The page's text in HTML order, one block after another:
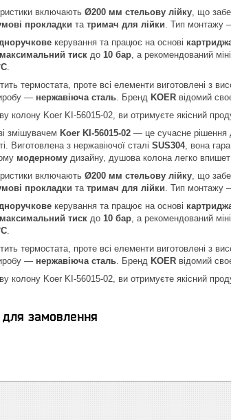
включають Ø200 мм стельову лійку, що
прокладки та тримач для лійки. Тип монтажу
керування та працює на основі
максимальний тиск до 10 бар, а рекомендований
.
термостата, проте всі елементи виготовлені з
— нержавіюча сталь. Бренд KOER відомий
колону Koer KI-56015-02, ви отримуєте якісний
змішувачем Koer KI-56015-02 — це сучасне рішення
Виготовлена з нержавіючої сталі SUS304, вона
модерному дизайну, душова колона легко
включають Ø200 мм стельову лійку, що
прокладки та тримач для лійки. Тип монтажу
керування та працює на основі
максимальний тиск до 10 бар, а рекомендований
.
термостата, проте всі елементи виготовлені з
— нержавіюча сталь. Бренд KOER відомий
колону Koer KI-56015-02, ви отримуєте якісний
для замовлення